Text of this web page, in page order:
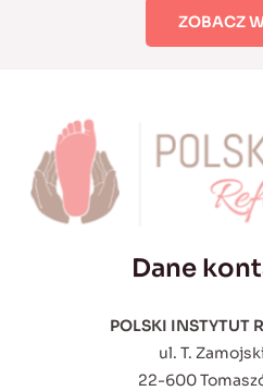
ZOBACZ
Dane
POLSKI INSTYTUT
ul. T.
22-600